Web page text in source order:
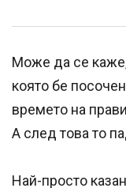
Може да се
която бе
времето на
А след това то
Най-просто